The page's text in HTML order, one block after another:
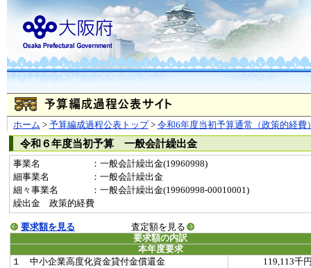
ホーム > 予算編成過程公表トップ> 令和6年度当初予算通常（政策的経費
令和６年度当初予算 一般会計繰出金
事業名
：一般会計繰出金(19960998)
細事業名
：一般会計繰出金
細々事業名
：一般会計繰出金(19960998-00010001)
繰出金 政策的経費
要求額を見る
査定額を見る
要求額の内訳
本年度要求
１ 中小企業高度化資金貸付金償還金
119,113千